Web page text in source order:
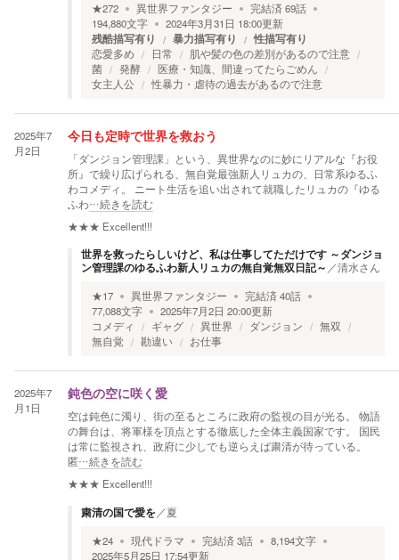
★272 異世界ファンタジー 完結済69話
194,880文字 2024年3月31日 18:00更新
残酷描写有り 暴力描写有り 性描写有り
恋愛多め 日常
肌や髪の色の差別があるので注意
菌
発酵
医療・知識、間違ってたらごめん
女主人公
性暴力・虐待の過去があるので注意
2025年7
月2日
今日も定時で世界を救おう
「ダンジョン管理課」という、異世界なのに妙にリアルな『お役
所』で繰り広げられる、無自覚最強新人リュカの、日常系ゆるふ
わコメディ。 ニート生活を追い出されて就職したリュカの『ゆる
ふわ…続きを読む
★★★ Excellent!!!
世界を救ったらしいけど、私は仕事してただけです ～ダンジョ
ン管理課のゆるふわ新人リュカの無自覚無双日記～ ／清水さん
★17 異世界ファンタジー 完結済40話
77,088文字 2025年7月2日 20:00更新
コメディ
ギャグ 異世界 ダンジョン
無双
無自覚
勘違い お仕事
2025年7
月1日
鈍色の空に咲く愛
空は鈍色に濁り、街の至るところに政府の監視の目が光る。 物語
の舞台は、将軍様を頂点とする徹底した全体主義国家です。 国民
は常に監視され、政府に少しでも逆らえば粛清が待っている。
匿…続きを読む
★★★ Excellent!!!
粛清の国で愛を／夏
★24 現代ドラマ 完結済3話 8,194文字
2025年5月25日 17:54更新